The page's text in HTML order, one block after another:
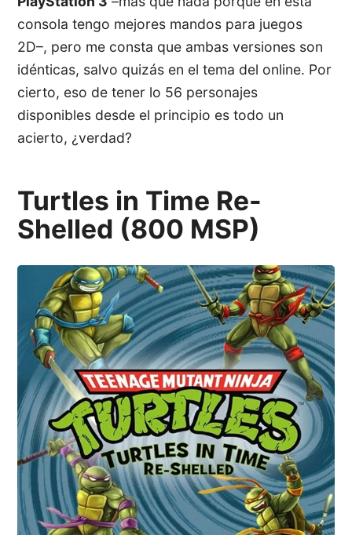
consola tengo mejores mandos para juegos
2D–, pero me consta que ambas versiones son
idénticas, salvo quizás en el tema del online. Por
cierto, eso de tener lo 56 personajes
disponibles desde el principio es todo un
acierto, ¿verdad?
Turtles in Time Re-
Shelled (800 MSP)